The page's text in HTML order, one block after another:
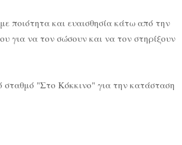
ποιότητα και ευαισθησία κάτω από την
για να τον σώσουν και να τον στηρίξουν
"Στο Κόκκινο" για την κατάσταση